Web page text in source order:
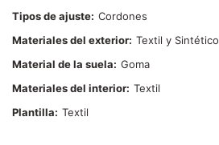
Tipos de ajuste Cordones
Materiales del exterior Textil y Sintético
Material de la suela
Goma
Materiales del interior Textil
Plantilla
Textil